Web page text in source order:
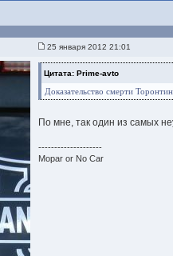
25 января 2012 21:01
Цитата: Prime-avto
Доказательство смерти
По мне, так один из самых
--------------------
Mopar or No Car